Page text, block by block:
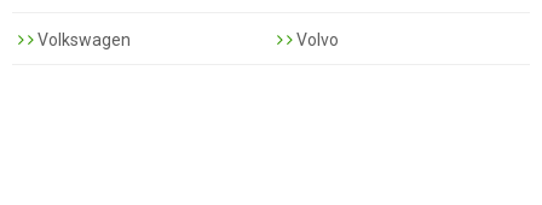
Volkswagen Volvo